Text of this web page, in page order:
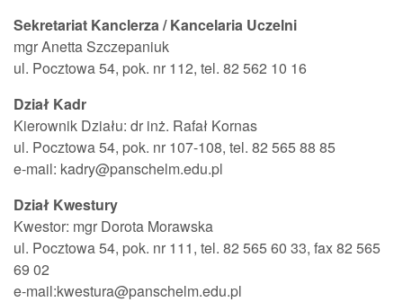
Sekretariat Kanclerza / Kancelaria Uczelni
mgr Anetta Szczepaniuk
ul. Pocztowa 54, pok. nr 112, tel. 82 562 10 16
Dział Kadr
Kierownik Działu: dr inż. Rafał Kornas
ul. Pocztowa 54, pok. nr 107-108, tel. 82 565 88 85
e-mail: kadry@panschelm.edu.pl
Dział Kwestury
Kwestor: mgr Dorota Morawska
ul. Pocztowa 54, pok. nr 111, tel. 82 565 60 33, fax 82 565
69 02
e-mail:kwestura@panschelm.edu.pl